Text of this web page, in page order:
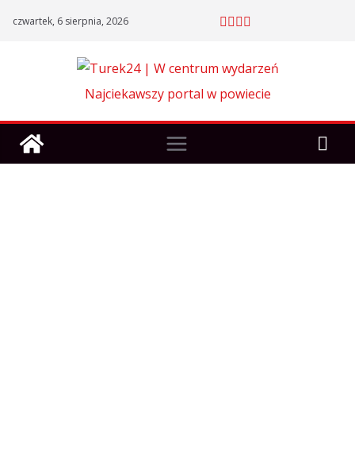
czwartek, 6 sierpnia, 2026
Najciekawszy portal w powiecie